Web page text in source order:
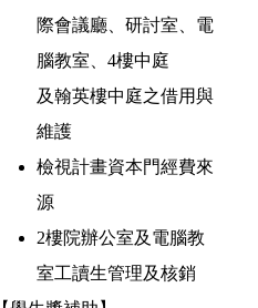
際會議廳、研討室、電
腦教室、4樓中庭
及翰英樓中庭之借用與
維護
檢視計畫資本門經費來
源
2樓院辦公室及電腦教
室工讀生管理及核銷